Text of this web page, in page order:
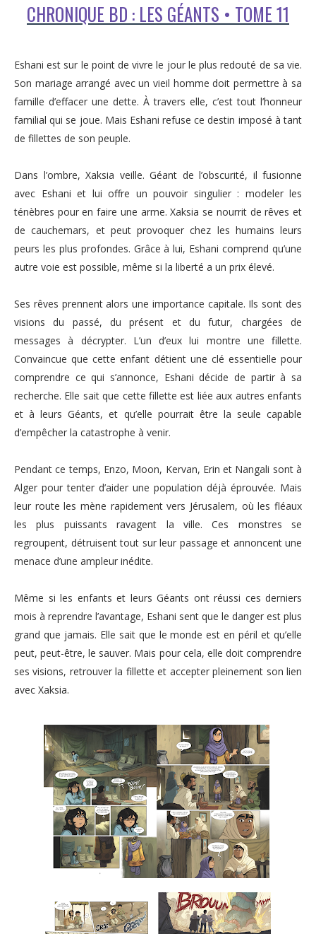
CHRONIQUE BD : LES GÉANTS • TOME 11
Eshani est sur le point de vivre le jour le plus redouté de sa vie.
Son mariage arrangé avec un vieil homme doit permettre à sa
famille d’effacer une dette. À travers elle, c’est tout l’honneur
familial qui se joue. Mais Eshani refuse ce destin imposé à tant
de fillettes de son peuple.
Dans l’ombre, Xaksia veille. Géant de l’obscurité, il fusionne
avec Eshani et lui offre un pouvoir singulier : modeler les
ténèbres pour en faire une arme. Xaksia se nourrit de rêves et
de cauchemars, et peut provoquer chez les humains leurs
peurs les plus profondes. Grâce à lui, Eshani comprend qu’une
autre voie est possible, même si la liberté a un prix élevé.
Ses rêves prennent alors une importance capitale. Ils sont des
visions du passé, du présent et du futur, chargées de
messages à décrypter. L’un d’eux lui montre une fillette.
Convaincue que cette enfant détient une clé essentielle pour
comprendre ce qui s’annonce, Eshani décide de partir à sa
recherche. Elle sait que cette fillette est liée aux autres enfants
et à leurs Géants, et qu’elle pourrait être la seule capable
d’empêcher la catastrophe à venir.
Pendant ce temps, Enzo, Moon, Kervan, Erin et Nangali sont à
Alger pour tenter d’aider une population déjà éprouvée. Mais
leur route les mène rapidement vers Jérusalem, où les fléaux
les plus puissants ravagent la ville. Ces monstres se
regroupent, détruisent tout sur leur passage et annoncent une
menace d’une ampleur inédite.
Même si les enfants et leurs Géants ont réussi ces derniers
mois à reprendre l’avantage, Eshani sent que le danger est plus
grand que jamais. Elle sait que le monde est en péril et qu’elle
peut, peut-être, le sauver. Mais pour cela, elle doit comprendre
ses visions, retrouver la fillette et accepter pleinement son lien
avec Xaksia.